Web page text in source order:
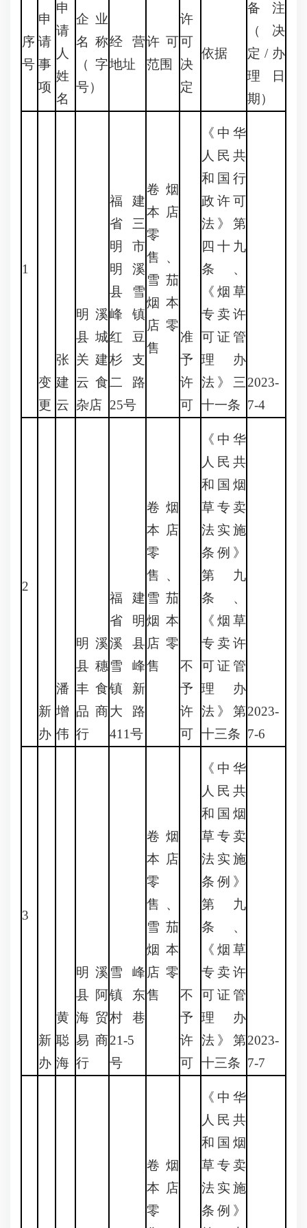
序
号
申
请
事
项
申
请
人
姓
名
企业
名称
（字
号）
经营
地址
许可
范围
许
可
决
定
依据
备注
（决
定/办
理日
期）
1
变
更
张
建
云
明溪
县城
关建
云食
杂店
福建
省三
明市
明溪
县雪
峰镇
红豆
杉支
二路
25号
卷烟
本店
零
售、
雪茄
烟本
店零
售
准
予
许
可
《中华
人民共
和国行
政许可
法》第
四十九
条、
《烟草
专卖许
可证管
理办
法》三
十一条
2023-
7-4
2
新
办
潘
增
伟
明溪
县穗
丰食
品商
行
福建
省明
溪县
雪峰
镇新
大路
411号
卷烟
本店
零
售、
雪茄
烟本
店零
售
不
予
许
可
《中华
人民共
和国烟
草专卖
法实施
条例》
第九
条、
《烟草
专卖许
可证管
理办
法》第
十三条
2023-
7-6
3
新
办
黄
聪
海
明溪
县阿
海贸
易商
行
雪峰
镇东
村巷
21-5
号
卷烟
本店
零
售、
雪茄
烟本
店零
售
不
予
许
可
《中华
人民共
和国烟
草专卖
法实施
条例》
第九
条、
《烟草
专卖许
可证管
理办
法》第
十三条
2023-
7-7
卷烟
本店
零
《中华
人民共
和国烟
草专卖
法实施
条例》